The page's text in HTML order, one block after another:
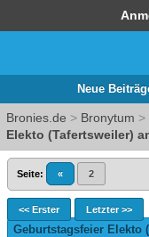
Neue
Bronies.de > Bronytum >
Elekto (Tafertsweiler)
Seite: « 2
<< Erster Letzter >>
Geburtstagsfeier Elekto